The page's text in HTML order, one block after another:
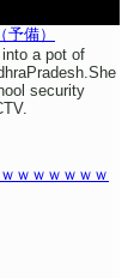
（予備）
a pot of
security
ｗｗｗｗｗｗ